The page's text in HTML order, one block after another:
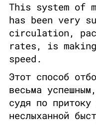
This system of
has been very
circulation,
rates, is
speed.
Этот способ
весьма
судя по
неслыханной